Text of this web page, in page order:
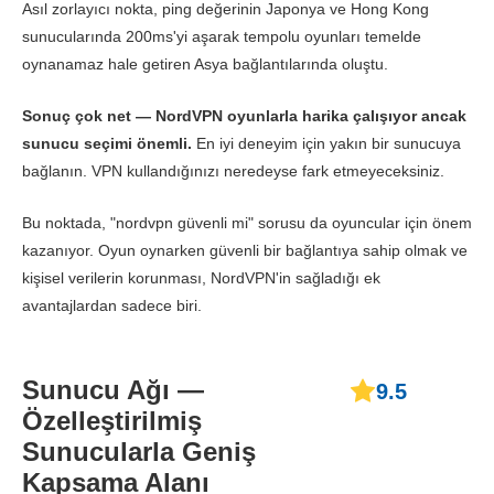
Japonya
Yükle
Avustralya
İndir
Ping Değeri
Singapur
57.07 Mbps
107.20 Mbps
42.65 Mbps
173 ms
Veri
Asıl zorlayıcı nokta, ping değerinin Japonya ve Hong Kong
sunucularında 200ms'yi aşarak tempolu oyunları temelde
oynanamaz hale getiren Asya bağlantılarında oluştu.
Sonuç çok net — NordVPN oyunlarla harika çalışıyor ancak
sunucu seçimi önemli. En iyi deneyim için yakın bir sunucuya
bağlanın. VPN kullandığınızı neredeyse fark etmeyeceksiniz.
Bu noktada, "nordvpn güvenli mi" sorusu da oyuncular için önem
kazanıyor. Oyun oynarken güvenli bir bağlantıya sahip olmak ve
kişisel verilerin korunması, NordVPN'in sağladığı ek
avantajlardan sadece biri.
Sunucu Ağı —
Özelleştirilmiş
Sunucularla Geniş
Kapsama Alanı
9.5